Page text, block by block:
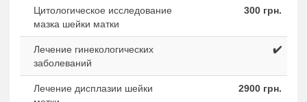
Цитологическое исследование
мазка шейки матки
300 грн.
Лечение гинекологических
заболеваний
✔️
Лечение дисплазии шейки
2900 грн.